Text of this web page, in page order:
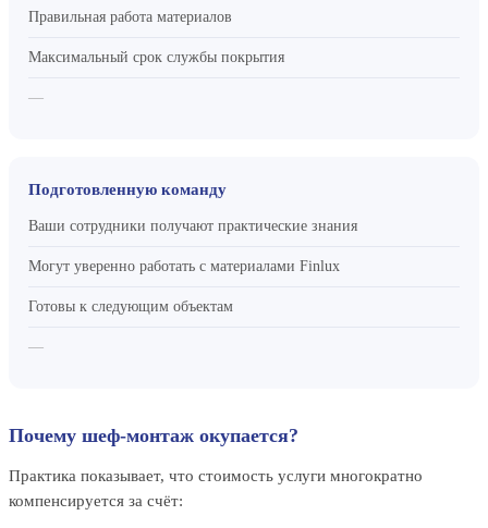
Правильная работа материалов
Максимальный срок службы покрытия
—
Подготовленную команду
Ваши сотрудники получают практические знания
Могут уверенно работать с материалами Finlux
Готовы к следующим объектам
—
Почему шеф-монтаж окупается?
Практика показывает, что стоимость услуги многократно
компенсируется за счёт: